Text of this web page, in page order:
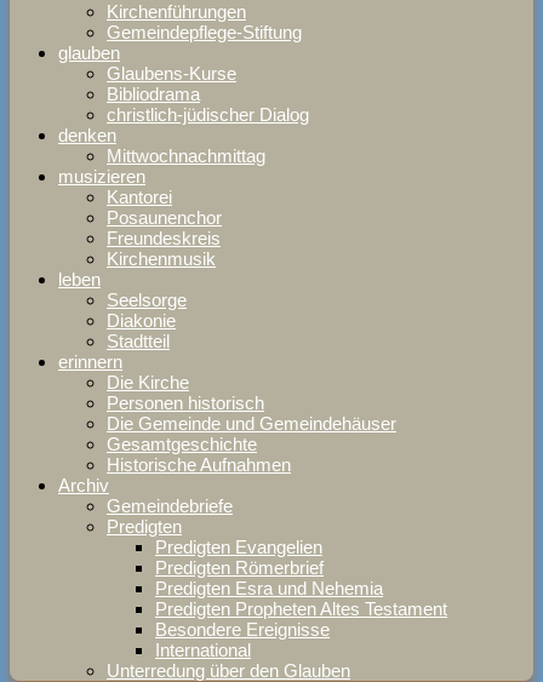
Kirchenführungen
Gemeindepflege-Stiftung
glauben
Glaubens-Kurse
Bibliodrama
christlich-jüdischer Dialog
denken
Mittwochnachmittag
musizieren
Kantorei
Posaunenchor
Freundeskreis
Kirchenmusik
leben
Seelsorge
Diakonie
Stadtteil
erinnern
Die Kirche
Personen historisch
Die Gemeinde und Gemeindehäuser
Gesamtgeschichte
Historische Aufnahmen
Archiv
Gemeindebriefe
Predigten
Predigten Evangelien
Predigten Römerbrief
Predigten Esra und Nehemia
Predigten Propheten Altes Testament
Besondere Ereignisse
International
Unterredung über den Glauben